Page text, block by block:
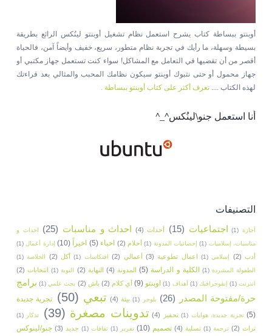
أوبنتو ببساطة كتاب يشرح استعمل نظام تشغيل أوبنتو لينُكس الرائع بطريقة
بسيطة وسهلة، ما رأيك في تجربة نظام متطور، سريع، خفيف وأيضاً آمن، فالحياة
أقصر من أن تقضيها في التعامل مع المشاكل! سواء كنت تستعمل جهاز مكتبي أو
جهاز محمول أو حتى نتبوك أوبنتو سيكون نظامك المحبب والمثالي بعد قراءتك
لهذه الكتاب .... تعرف أكثر على كتاب أوبنتو ببساطة .
أنا استعمل جنو\لينُكس^_^
التصنيفات
أجازة (1) اجتماعيات (15) أحداث (4) احداث و مناسبات (25)
احداث و
مناسبات، إسلاميات (1) إحصائيات المدونة (1) أحلام (2) احياء (5) اخيراً (10) إدارة أعمال (1)
أدب (2) إسلامي (1) اعمال تطوعية (3) أعمالي (2) افتكاسات (1) أكل (2) الخلاصة (1)
الطفولة المشردة (1) الكلية و الدراسة (5) المدونة (4) النهاية (2) النوبة (1) انتخابات (2)
انترنت (1) إنفوجرافيك (1) أهداف (1) اوبنتو (9) أي كلام (2) باش (2) بحث علمي (1) برامج
حرة/مفتوحة المصدر
(26) بلوجر (1) بيئة (4) تبعي (50)
تجربة جديدة
(5) تجربة جديدة، هوايات (1) تحفيز (4) تدوينات مصغرة (39) تذكار (1)
تراث (2) ترجمة (1) تسلية (4) تصميم (10) تقرير (1) ثقافات (1) جديد (3) جنو/لينوكس